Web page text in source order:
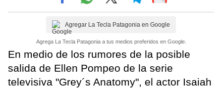
Agregar La Tecla Patagonia en Google
Agrega La Tecla Patagonia a tus medios preferidos en Google.
En medio de los rumores de la posible
salida de Ellen Pompeo de la serie
televisiva "Grey´s Anatomy", el actor Isaiah